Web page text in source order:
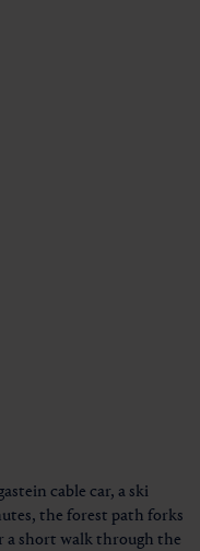
cable car, a ski
the forest path forks
short walk through the